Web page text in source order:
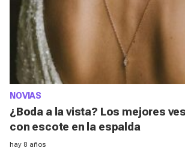
NOVIAS
¿Boda a la vista? Los mejores
con escote en la espalda
hay 8 años